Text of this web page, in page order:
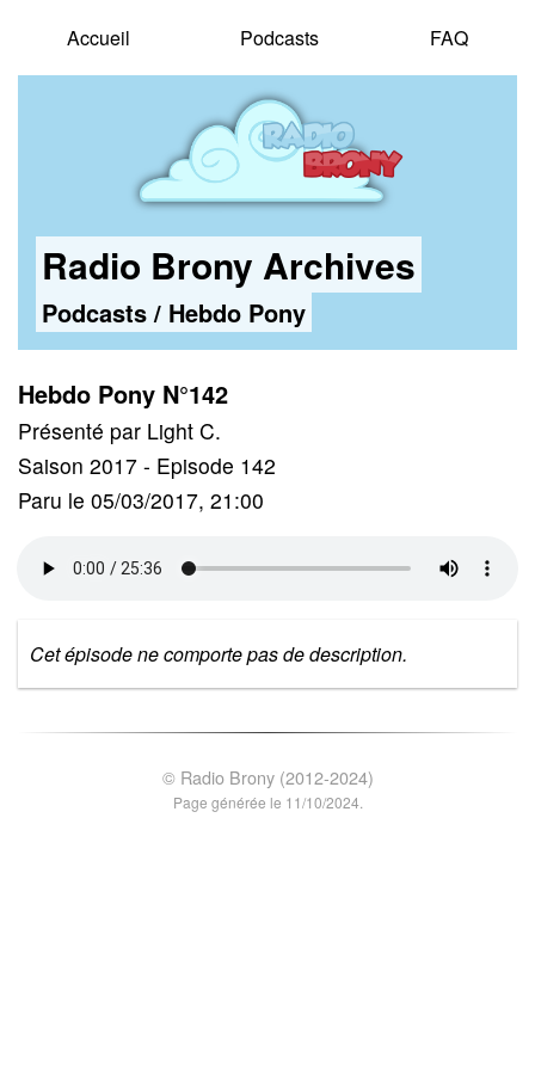
Accueil Podcasts FAQ
Radio Brony Archives
Podcasts/ Hebdo Pony
Hebdo Pony N°142
Présenté par Light C.
Saison 2017 - Episode 142
Paru le 05/03/2017, 21:00
Cet épisode ne comporte pas de description.
© Radio Brony (2012-2024)
Page générée le 11/10/2024.